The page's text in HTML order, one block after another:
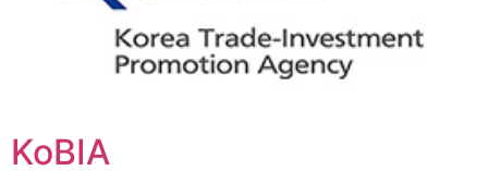
KoBIA